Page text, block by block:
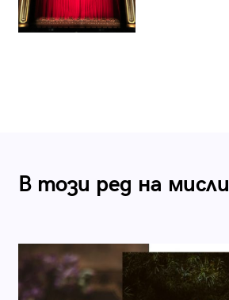
В този ред на мисли